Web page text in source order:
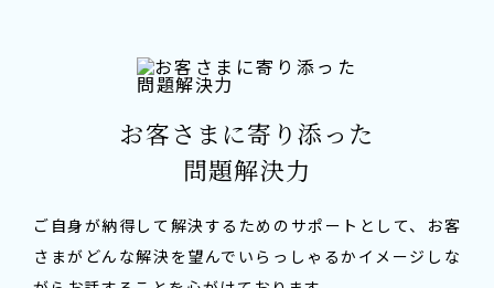
お客さまに寄り添った
問題解決力
ご自身が納得して解決するためのサポートとして、お客
さまがどんな解決を望んでいらっしゃるかイメージしな